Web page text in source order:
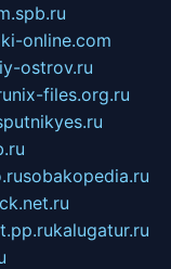
online.com
ostrov.ru
nix-files.org.ru
sobakopedia.ru
kalugatur.ru